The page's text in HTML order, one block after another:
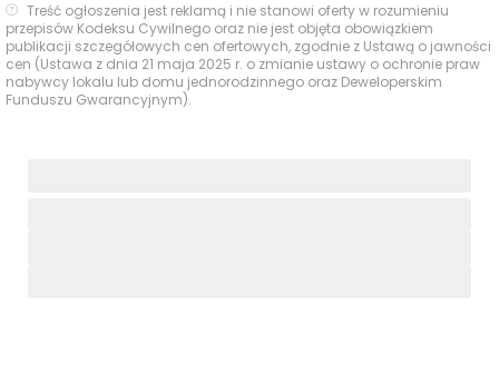
Treść ogłoszenia jest reklamą i nie stanowi oferty w rozumieniu
przepisów Kodeksu Cywilnego oraz nie jest objęta obowiązkiem
publikacji szczegółowych cen ofertowych, zgodnie z Ustawą o jawności
cen (Ustawa z dnia 21 maja 2025 r. o zmianie ustawy o ochronie praw
nabywcy lokalu lub domu jednorodzinnego oraz Deweloperskim
Funduszu Gwarancyjnym).